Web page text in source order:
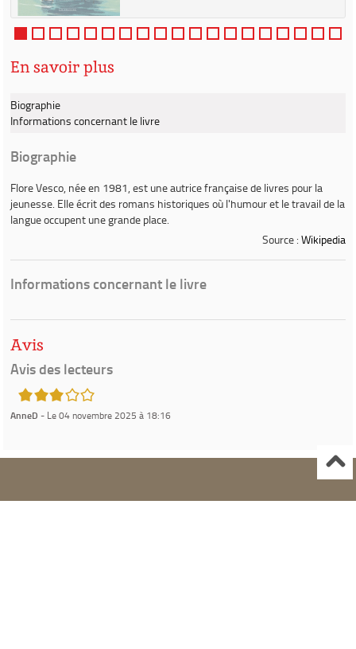
En savoir plus
Biographie
Informations concernant le livre
Biographie
Flore Vesco, née en 1981, est une autrice française de livres pour la
jeunesse. Elle écrit des romans historiques où l'humour et le travail de la
langue occupent une grande place.
Source : Wikipedia
Informations concernant le livre
Avis
Avis des lecteurs
3/5
AnneD - Le 04 novembre 2025 à 18:16